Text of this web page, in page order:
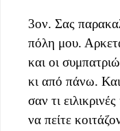
3ον. Σας
πόλη μου.
και οι
κι από πάνω.
σαν τι
να πείτε